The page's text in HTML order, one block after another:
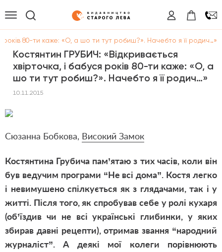
років 80-ти каже: «О, а шо ти тут робиш?». Начебто я її родич…»
Костянтин ГРУБИЧ: «Відкривається
хвірточка, і бабуся років 80-ти каже: «О, а
шо ти тут робиш?». Начебто я її родич…»
10.11.2015
Сюзанна Бобкова, Високий Замок
Костянтина Грубича пам’ятаю з тих часів, коли він
був ведучим програми “Не всі дома”. Костя легко
і невимушено спілкується як з глядачами, так і у
житті. Після того, як спробував себе у ролі кухаря
(об’їздив чи не всі українські глибинки, у яких
збирав давні рецепти), отримав звання “народний
журналіст”. А деякі мої колеги порівнюють